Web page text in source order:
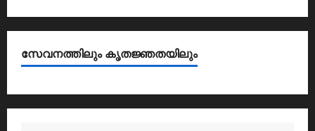
സേവനത്തിലും കൃതജ്ഞതയിലും